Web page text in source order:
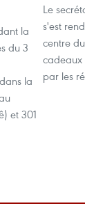
la
du 3
la
et 301
Le
s'est
centre
cadeaux
par les